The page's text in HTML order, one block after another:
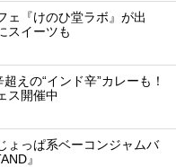
ェ『けのひ堂ラボ』が出
スイーツも
えの“インド辛”カレーも！
ス開催中
ょっぱ系ベーコンジャムバ
』